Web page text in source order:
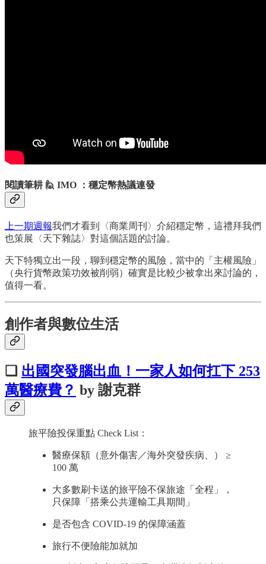
閱讀筆耕 🙋 IMO ：穩定幣熱議連發
上一期週報我們才看到〈商業周刊〉介紹穩定幣，這禮拜我們
也策展〈天下雜誌〉對這個話題的討論。
天下特獨立出一段，聊到穩定幣的風險，當中的「主權風險」
（央行貨幣政策功效被削弱）確實是比較少被拿出來討論的，
值得一看。
創作者與數位生活
❏ 出國突發腦出血！一家人如何扛下 253
萬醫療費？ by 謝克群
旅平險投保重點 Check List：
醫療保額（意外傷害／海外突發疾病、） ≥
100 萬
大多數刷卡送的旅平險不保旅途「全程」，
只保障「搭乘公共運輸工具期間」
是否包含 COVID-19 的保障涵蓋
旅行不便險能加就加